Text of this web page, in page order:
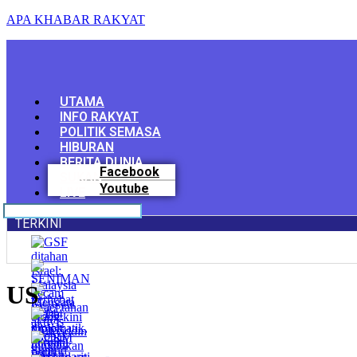
APA KHABAR RAKYAT
Menu
UTAMA
INFO RAKYAT
POLITIK SEMASA
HIBURAN
BERITA DUNIA
SUKAN
LIVE
Facebook
Youtube
TERKINI
US